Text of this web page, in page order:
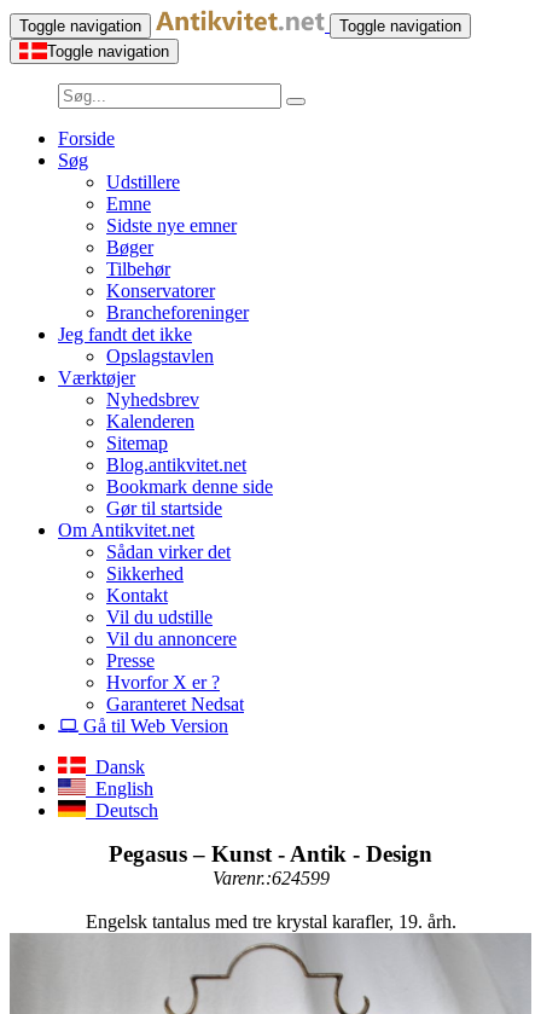
Toggle navigation
Toggle navigation
Toggle navigation
Forside
Søg
Udstillere
Emne
Sidste nye emner
Bøger
Tilbehør
Konservatorer
Brancheforeninger
Jeg fandt det ikke
Opslagstavlen
Værktøjer
Nyhedsbrev
Kalenderen
Sitemap
Blog.antikvitet.net
Bookmark denne side
Gør til startside
Om Antikvitet.net
Sådan virker det
Sikkerhed
Kontakt
Vil du udstille
Vil du annoncere
Presse
Hvorfor X er ?
Garanteret Nedsat
Gå til Web Version
Dansk
English
Deutsch
Pegasus – Kunst - Antik - Design
Varenr.:624599
Engelsk tantalus med tre krystal karafler, 19. årh.